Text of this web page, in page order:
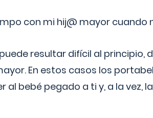
con mi hij@ mayor cuando
resultar difícil al principio,
En estos casos los
al bebé pegado a ti y, a la vez,